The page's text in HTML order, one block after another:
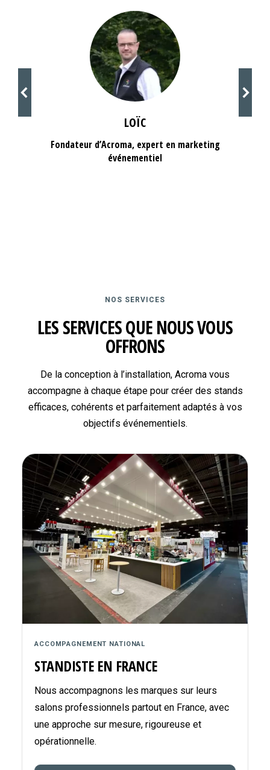
LOÏC
Fondateur d’Acroma, expert en marketing
événementiel
NOS SERVICES
LES SERVICES QUE NOUS VOUS
OFFRONS
De la conception à l’installation, Acroma vous
accompagne à chaque étape pour créer des stands
efficaces, cohérents et parfaitement adaptés à vos
objectifs événementiels.
ACCOMPAGNEMENT NATIONAL
STANDISTE EN FRANCE
Nous accompagnons les marques sur leurs
salons professionnels partout en France, avec
une approche sur mesure, rigoureuse et
opérationnelle.